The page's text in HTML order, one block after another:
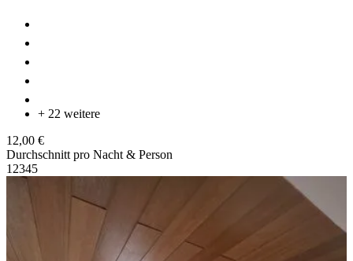
+ 22 weitere
12,00 €
Durchschnitt pro Nacht & Person
1 2345